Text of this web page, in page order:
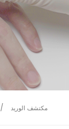
/ مكتشف الوريد
9586